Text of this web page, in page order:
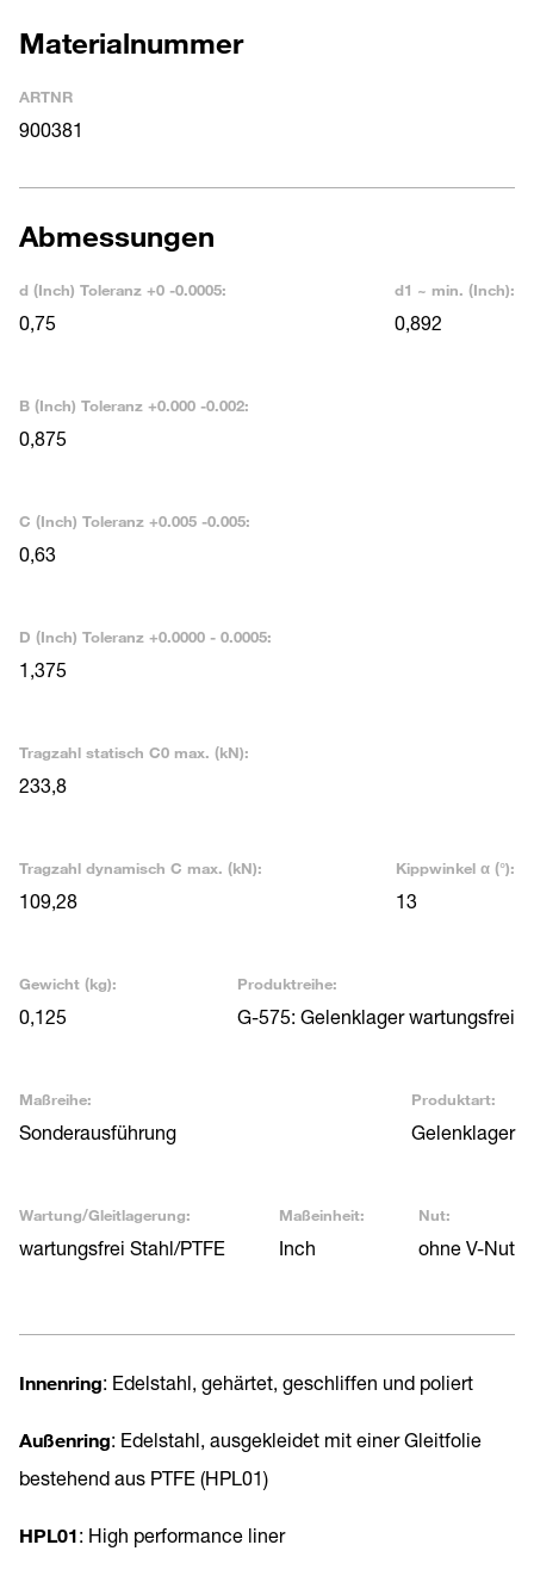
Materialnummer
ARTNR
900381
Abmessungen
d (Inch) Toleranz +0 -0.0005:
0,75
d1 ~ min. (Inch):
0,892
B (Inch) Toleranz +0.000 -0.002:
0,875
C (Inch) Toleranz +0.005 -0.005:
0,63
D (Inch) Toleranz +0.0000 - 0.0005:
1,375
Tragzahl statisch C0 max. (kN):
233,8
Tragzahl dynamisch C max. (kN):
109,28
Kippwinkel α (°):
13
Gewicht (kg):
0,125
Produktreihe:
G-575: Gelenklager wartungsfrei
Maßreihe:
Sonderausführung
Produktart:
Gelenklager
Wartung/Gleitlagerung:
wartungsfrei Stahl/PTFE
Maßeinheit:
Inch
Nut:
ohne V-Nut
Innenring: Edelstahl, gehärtet, geschliffen und poliert
Außenring: Edelstahl, ausgekleidet mit einer Gleitfolie
bestehend aus PTFE (HPL01)
HPL01: High performance liner